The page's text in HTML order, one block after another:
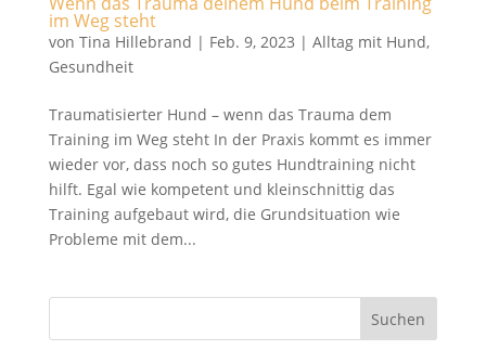
im Weg steht
von Tina Hillebrand | Feb. 9, 2023 | Alltag mit Hund,
Gesundheit
Traumatisierter Hund – wenn das Trauma dem
Training im Weg steht In der Praxis kommt es immer
wieder vor, dass noch so gutes Hundtraining nicht
hilft. Egal wie kompetent und kleinschnittig das
Training aufgebaut wird, die Grundsituation wie
Probleme mit dem...